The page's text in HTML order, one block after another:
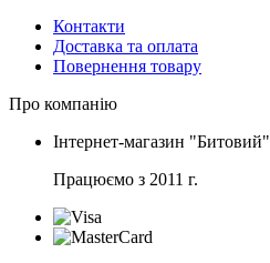
Контакти
Доставка та оплата
Повернення товару
Про компанію
Інтернет-магазин "Битовий"
Працюємо з 2011 г.